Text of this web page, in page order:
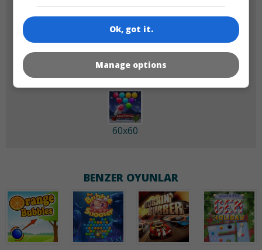
60x60
BENZER OYUNLAR
Ok, got it.
Manage options